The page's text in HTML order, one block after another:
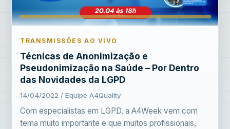
TRANSMISSÕES AO VIVO
Técnicas de Anonimização e
Pseudonimização na Saúde – Por Dentro
das Novidades da LGPD
14/04/2022 / Equipe A4Quality
Com especialistas em LGPD, a A4Week vem com
tema muito importante e que muitos profissionais,